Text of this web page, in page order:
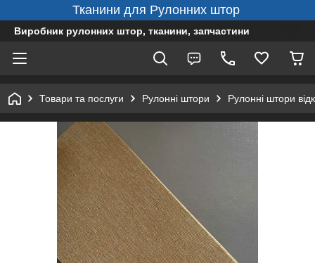
Тканини для Рулонних штор
Виробник рулонних штор, тканини, запчастини
Товари та послуги Рулонні штори Рулонні штори